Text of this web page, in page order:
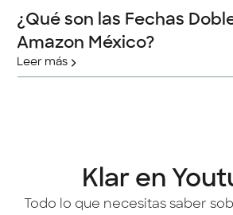
¿Qué son las Fechas
Amazon México?
Leer más
Klar en
Todo lo que necesitas saber